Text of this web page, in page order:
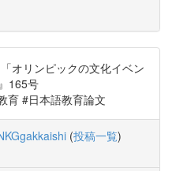
オリンピックの文化イベン
165号
育 #日本語教育論文
(投稿一覧)